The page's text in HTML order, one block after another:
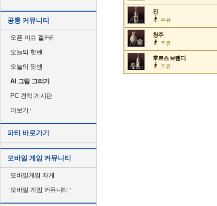
공통 커뮤니티
오픈 이슈 갤러리
오늘의 핫벤
오늘의 팟벤
AI 그림 그리기
PC 견적 게시판
더보기
파티 바로가기
모바일 게임 커뮤니티
모바일게임 자게
모바일 게임 커뮤니티
진
주류
청주
주류
후르츠 브랜디
주류